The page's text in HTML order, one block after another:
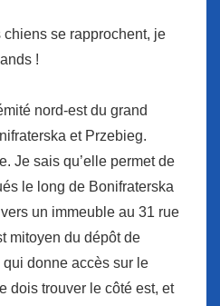
se rapprochent, je
!
nord-est du grand
et Przebieg.
Je sais qu’elle permet de
le long de Bonifraterska
un immeuble au 31 rue
mitoyen du dépôt de
donne accès sur le
dois trouver le côté est, et